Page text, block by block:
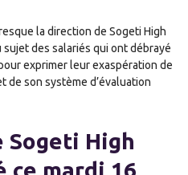
la direction de Sogeti High
des salariés qui ont débrayé
exprimer leur exaspération de
de son système d’évaluation
Sogeti High
ce mardi 16